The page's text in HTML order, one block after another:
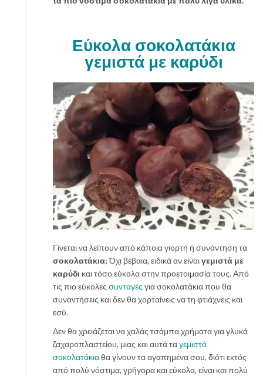
Εύκολα σοκολατάκια
γεμιστά με καρύδι
Γίνεται να λείπουν από κάποια γιορτή ή συνάντηση τα
σοκολατάκια; Όχι βέβαια, ειδικά αν είναιγεμιστά με
καρύδι και τόσο εύκολα στην προετοιμασία τους. Από
τις πιο εύκολες συνταγές για σοκολατάκια που θα
συναντήσεις και δεν θα χορταίνεις να τη φτιάχνεις και
εσύ.
Δεν θα χρειάζεται να χαλάς τσάμπα χρήματα για γλυκά
ζαχαροπλαστείου, μιας και αυτά ταγεμιστά
σοκολατάκιαθα γίνουν τα αγαπημένα σου, διότι εκτός
από πολύ νόστιμα, γρήγορα και εύκολα, είναι και πολύ